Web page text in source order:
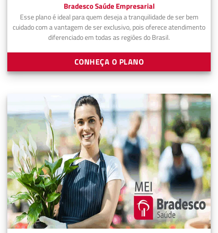
Bradesco Saúde Empresarial
Esse plano é ideal para quem deseja a tranquilidade de ser bem
cuidado com a vantagem de ser exclusivo, pois oferece atendimento
diferenciado em todas as regiões do Brasil.
CONHEÇA O PLANO